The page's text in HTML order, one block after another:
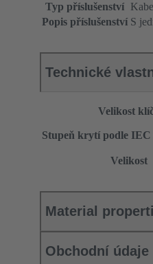
Typ příslušenství
Popis příslušenství S
Technické
Velikost
Stupeň krytí podle IEC
Velikost
Material
Obchodní údaje